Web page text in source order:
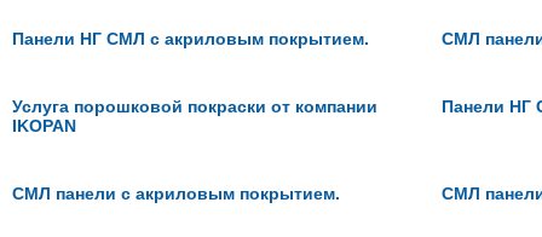
Панели НГ СМЛ с акриловым покрытием. СМЛ
Услуга порошковой покраски от компании
IKOPAN
Панели НГ
СМЛ панели с акриловым покрытием. СМЛ